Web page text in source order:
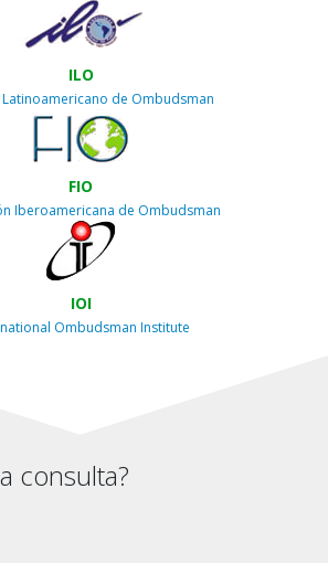
ILO
de Ombudsman
FIO
Iberoamericana de Ombudsman
IOI
Ombudsman Institute
consulta?